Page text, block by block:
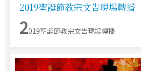
2019聖誕節教宗文告現場轉播
2019聖誕節教宗文告現場轉播